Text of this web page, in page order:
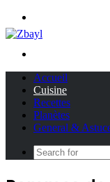
Accueil
Cuisine
Recettes
Planètes
General &